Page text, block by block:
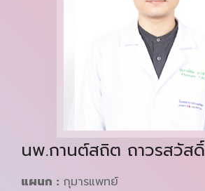
นพ.กานต์สถิต ถาวรสวัสดิ์
แผนก : กุมารแพทย์